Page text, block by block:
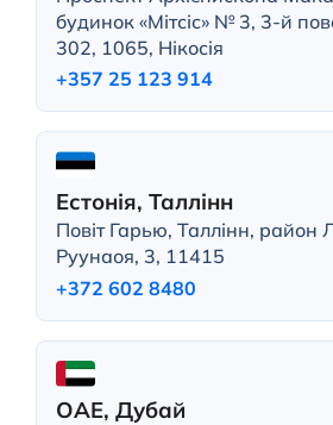
будинок «Мітсіс» № 3, 3-й
302, 1065, Нікосія
+357 25 123 914
Естонія, Таллінн
Повіт Гарью, Таллінн, район
Руунаоя, 3, 11415
+372 602 8480
ОАЕ, Дубай